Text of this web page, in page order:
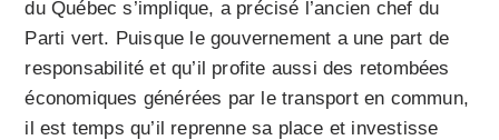
du Québec s’implique, a précisé l’ancien chef du
Parti vert. Puisque le gouvernement a une part de
responsabilité et qu’il profite aussi des retombées
économiques générées par le transport en commun,
il est temps qu’il reprenne sa place et investisse